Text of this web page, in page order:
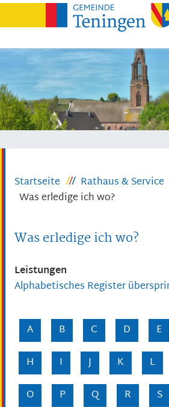
Startseite Rathaus & Service
Was erledige ich wo?
Was erledige ich wo?
Leistungen
Alphabetisches Register
A B C D E
H
I J K L
O
P Q R S